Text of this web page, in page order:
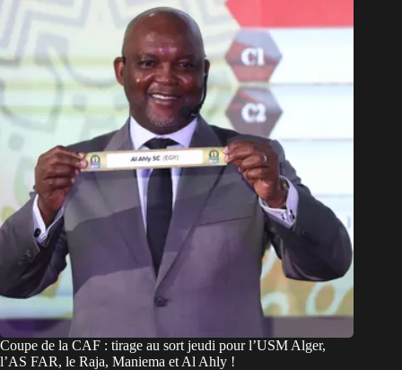
Coupe de la CAF : tirage au sort jeudi pour l’USM Alger,
l’AS FAR, le Raja, Maniema et Al Ahly !